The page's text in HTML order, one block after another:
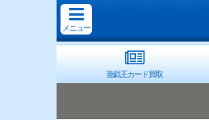
メニュー
遊戯王カード買取